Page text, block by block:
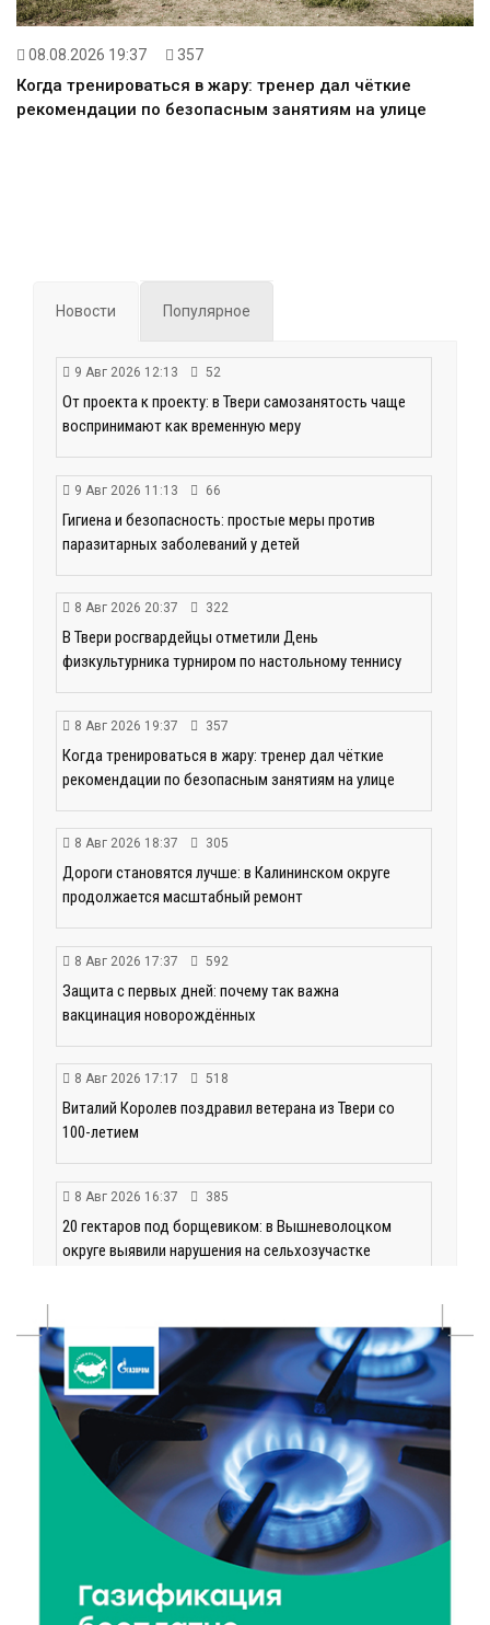
08.08.2026 19:37 357
Когда тренироваться в жару: тренер дал чёткие
рекомендации по безопасным занятиям на улице
Новости Популярное
9 Авг 2026 12:13 52
От проекта к проекту: в Твери самозанятость чаще
воспринимают как временную меру
9 Авг 2026 11:13 66
Гигиена и безопасность: простые меры против
паразитарных заболеваний у детей
8 Авг 2026 20:37 322
В Твери росгвардейцы отметили День
физкультурника турниром по настольному теннису
8 Авг 2026 19:37 357
Когда тренироваться в жару: тренер дал чёткие
рекомендации по безопасным занятиям на улице
8 Авг 2026 18:37 305
Дороги становятся лучше: в Калининском округе
продолжается масштабный ремонт
8 Авг 2026 17:37 592
Защита с первых дней: почему так важна
вакцинация новорождённых
8 Авг 2026 17:17 518
Виталий Королев поздравил ветерана из Твери со
100-летием
8 Авг 2026 16:37 385
20 гектаров под борщевиком: в Вышневолоцком
округе выявили нарушения на сельхозучастке
Светофор, ЮИДовцы и ГИБДД: в Ржевском округе
напомнили о важности дорожной дисциплины
8 Авг 2026 14:37 361
Педагог детского сада Святой Анны
Кашинской — лауреат всероссийского конкурса
299
Тверские экологи сняли на видео медвежий обед